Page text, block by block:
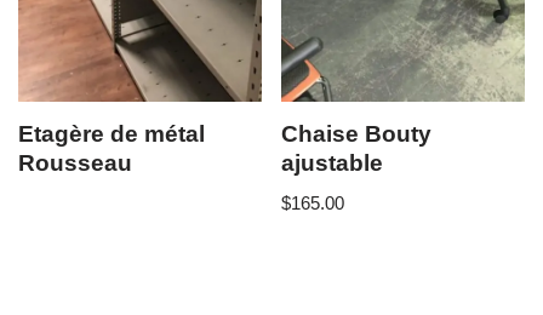
Etagère de métal
Rousseau
Chaise Bouty
ajustable
$165.00